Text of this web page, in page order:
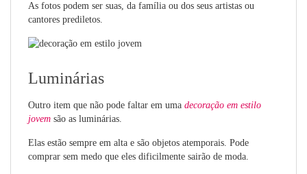
As fotos podem ser suas, da família ou dos seus artistas ou
cantores prediletos.
Luminárias
Outro item que não pode faltar em uma decoração em estilo
jovem são as luminárias.
Elas estão sempre em alta e são objetos atemporais. Pode
comprar sem medo que eles dificilmente sairão de moda.